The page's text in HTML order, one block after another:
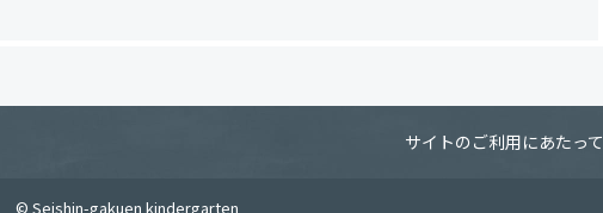
サイトのご利用にあたって
© Seishin-gakuen kindergarten